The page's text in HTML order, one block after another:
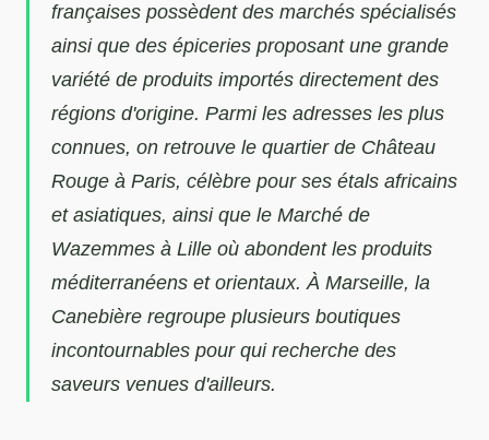
françaises possèdent des marchés spécialisés
ainsi que des épiceries proposant une grande
variété de produits importés directement des
régions d'origine. Parmi les adresses les plus
connues, on retrouve le quartier de Château
Rouge à Paris, célèbre pour ses étals africains
et asiatiques, ainsi que le Marché de
Wazemmes à Lille où abondent les produits
méditerranéens et orientaux. À Marseille, la
Canebière regroupe plusieurs boutiques
incontournables pour qui recherche des
saveurs venues d'ailleurs.